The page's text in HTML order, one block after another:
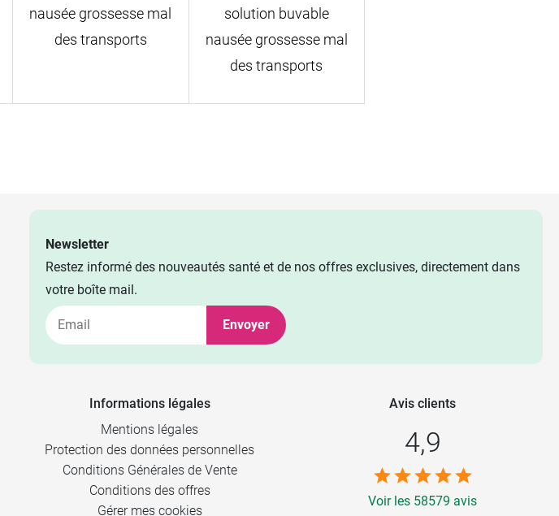
nausée grossesse mal
des transports
solution buvable
nausée grossesse mal
des transports
Newsletter
Restez informé des nouveautés santé et de nos offres exclusives, directement dans
votre boîte mail.
Envoyer
Informations légales
Mentions légales
Protection des données personnelles
Conditions Générales de Vente
Conditions des offres
Gérer mes cookies
Avis clients
4,9
Voir les 58579 avis